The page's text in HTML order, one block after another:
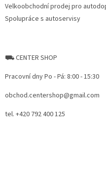
Velkoobchodní prodej pro
Spolupráce s autoservisy
⛟ CENTER SHOP
Pracovní dny Po - Pá: 8:00 - 15:30
obchod.centershop@gmail.com
tel. +420 792 400 125